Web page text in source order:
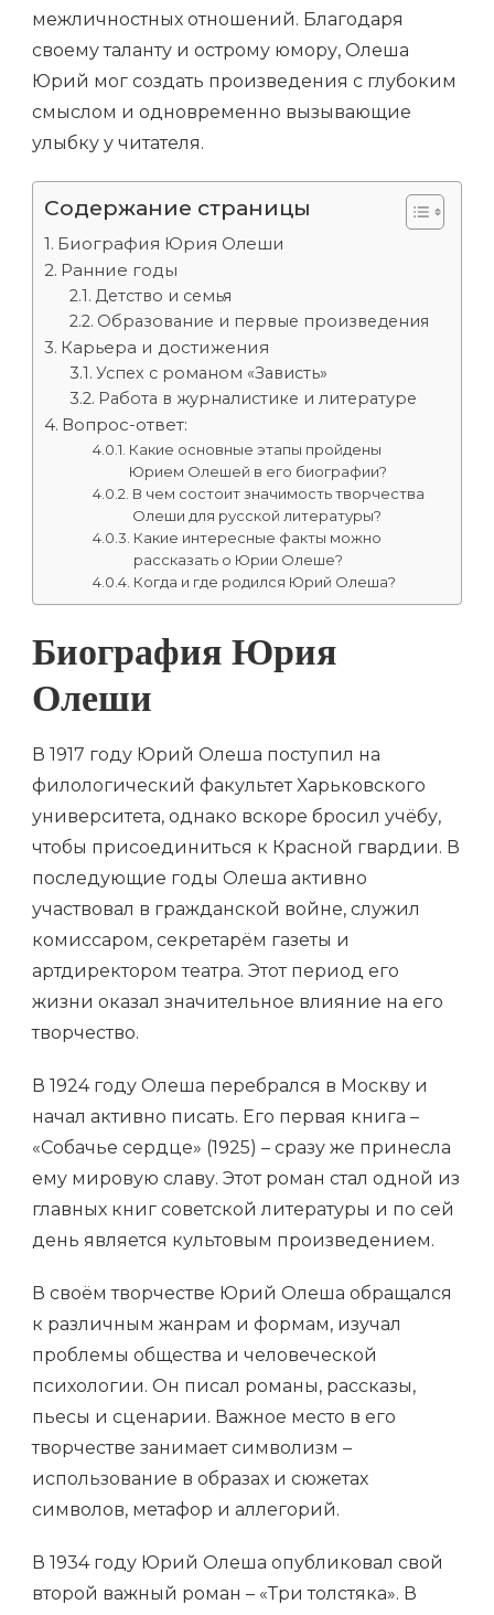
межличностных отношений. Благодаря
своему таланту и острому юмору, Олеша
Юрий мог создать произведения с глубоким
смыслом и одновременно вызывающие
улыбку у читателя.
Содержание страницы
Биография Юрия Олеши
Ранние годы
Детство и семья
Образование и первые произведения
Карьера и достижения
Успех с романом «Зависть»
Работа в журналистике и литературе
Вопрос-ответ:
Какие основные этапы пройдены
Юрием Олешей в его биографии?
В чем состоит значимость творчества
Олеши для русской литературы?
Какие интересные факты можно
рассказать о Юрии Олеше?
Когда и где родился Юрий Олеша?
Биография Юрия
Олеши
В 1917 году Юрий Олеша поступил на
филологический факультет Харьковского
университета, однако вскоре бросил учёбу,
чтобы присоединиться к Красной гвардии. В
последующие годы Олеша активно
участвовал в гражданской войне, служил
комиссаром, секретарём газеты и
артдиректором театра. Этот период его
жизни оказал значительное влияние на его
творчество.
В 1924 году Олеша перебрался в Москву и
начал активно писать. Его первая книга –
«Собачье сердце» (1925) – сразу же принесла
ему мировую славу. Этот роман стал одной из
главных книг советской литературы и по сей
день является культовым произведением.
В своём творчестве Юрий Олеша обращался
к различным жанрам и формам, изучал
проблемы общества и человеческой
психологии. Он писал романы, рассказы,
пьесы и сценарии. Важное место в его
творчестве занимает символизм –
использование в образах и сюжетах
символов, метафор и аллегорий.
В 1934 году Юрий Олеша опубликовал свой
второй важный роман – «Три толстяка». В